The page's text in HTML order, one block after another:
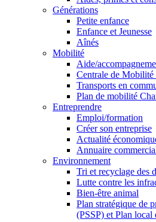
Générations
Petite enfance
Enfance et Jeunesse
Aînés
Mobilité
Aide/
Centrale de
Transports en
Plan de mobilité
Entreprendre
Emploi/formation
Créer son entreprise
Actualité
Annuaire
Environnement
Tri et recyclage des
Lutte contre les
Bien-être animal
Plan stratégique de
(PSSP) et Plan local